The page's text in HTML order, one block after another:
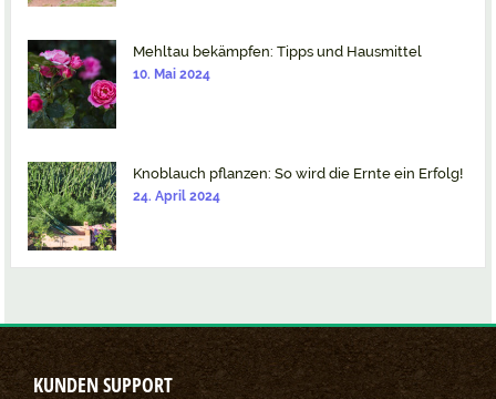
Mehltau bekämpfen: Tipps und Hausmittel
10. Mai 2024
Knoblauch pflanzen: So wird die Ernte ein Erfolg!
24. April 2024
KUNDEN SUPPORT